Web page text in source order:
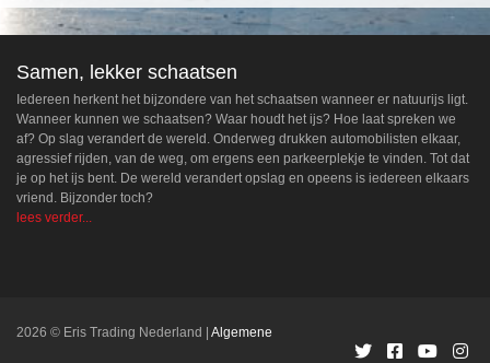
Samen, lekker schaatsen
Iedereen herkent het bijzondere van het schaatsen wanneer er natuurijs ligt.
Wanneer kunnen we schaatsen? Waar houdt het ijs? Hoe laat spreken we
af? Op slag verandert de wereld. Onderweg drukken automobilisten elkaar,
agressief rijden, van de weg, om ergens een parkeerplekje te vinden. Tot dat
je op het ijs bent. De wereld verandert opslag en opeens is iedereen elkaars
vriend. Bijzonder toch?
lees verder...
2026 © Eris Trading Nederland Algemene